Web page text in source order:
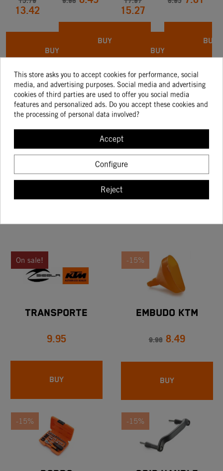
13.42
BUY
BUY
KTM
15.27
BUY
BUY
Customers who
bought this
product also
On sale!
TRANSPORTE
9.95
BUY
-15%
EMBUDO KTM
9.98 8.49
BUY
-15% -15%
This store asks you to accept cookies for performance, social
media, and advertising purposes. Social media and advertising
cookies of third parties are used to offer you social media
features and personalized ads. Do you accept these cookies and
the processing of personal data involved?
Accept
Configure
Reject